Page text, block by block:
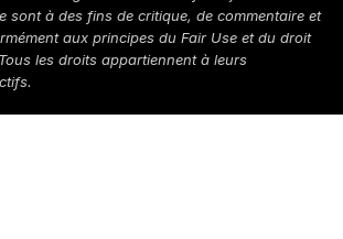
sont à des fins de critique, de commentaire et
aux principes du Fair Use et du droit
les droits appartiennent à leurs